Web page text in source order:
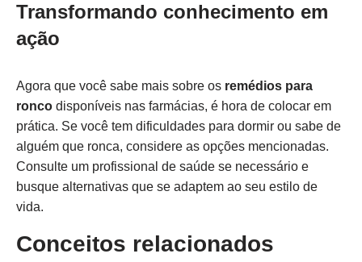
Transformando conhecimento em
ação
Agora que você sabe mais sobre os remédios para
ronco disponíveis nas farmácias, é hora de colocar em
prática. Se você tem dificuldades para dormir ou sabe de
alguém que ronca, considere as opções mencionadas.
Consulte um profissional de saúde se necessário e
busque alternativas que se adaptem ao seu estilo de
vida.
Conceitos relacionados